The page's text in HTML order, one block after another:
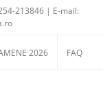
213846 | E-mail:
2026 FAQ